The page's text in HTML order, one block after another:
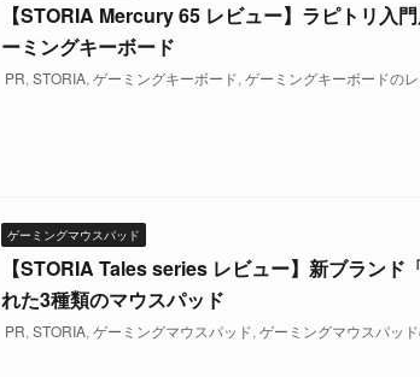
【STORIA Mercury 65 レビュー】ラピトリ入
ーミングキーボード
PR, STORIA, ゲーミングキーボード, ゲーミングキーボードの
ゲーミングマウスパッド
【STORIA Tales series レビュー】新ブランド
れた3種類のマウスパッド
PR, STORIA, ゲーミングマウスパッド, ゲーミングマウスパッ